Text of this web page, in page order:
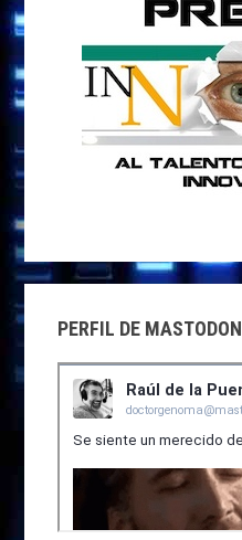
PERFIL DE MASTODON